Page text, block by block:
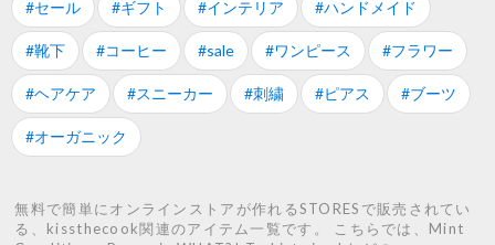
#セール #ギフト #インテリア #ハンドメイド
#靴下 #コーヒー #sale #ワンピース #フラワー
#ヘアケア #スニーカー #刺繍 #ピアス #ブーツ
#オーガニック
無料で簡単にオンラインストアが作れるSTORESで販売されてい
る、kissthecook関連のアイテム一覧です。 こちらでは、Mint